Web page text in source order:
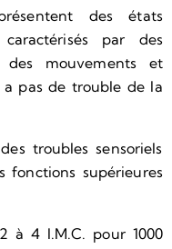
des états
par des
des mouvements et
a pas de trouble de la
troubles sensoriels
fonctions supérieures
à 4 I.M.C. pour 1000